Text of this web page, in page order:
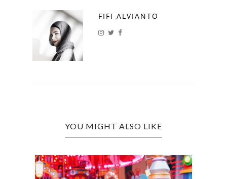
FIFI ALVIANTO
YOU MIGHT ALSO LIKE